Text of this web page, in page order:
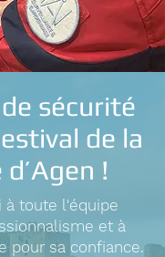
sécurité
de la
d’Agen !
à toute l'équipe
et à
pour sa confiance.